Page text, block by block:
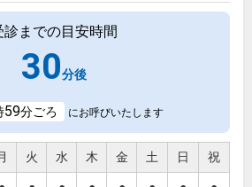
診までの目安時間
30分後
59分ごろ にお呼びいたします
火 水 木 金 土 日 祝